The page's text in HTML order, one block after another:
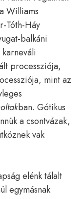
Williams
Tóth-Háy
balkáni
processziója,
mint az
ban. Gótikus
a csontvázak,
vak
elénk tálalt
egymásnak